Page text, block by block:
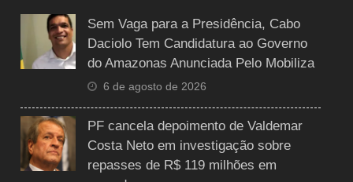
Sem Vaga para a Presidência, Cabo
Daciolo Tem Candidatura ao Governo
do Amazonas Anunciada Pelo Mobiliza
6 de agosto de 2026
PF cancela depoimento de Valdemar
Costa Neto em investigação sobre
repasses de R$ 119 milhões em